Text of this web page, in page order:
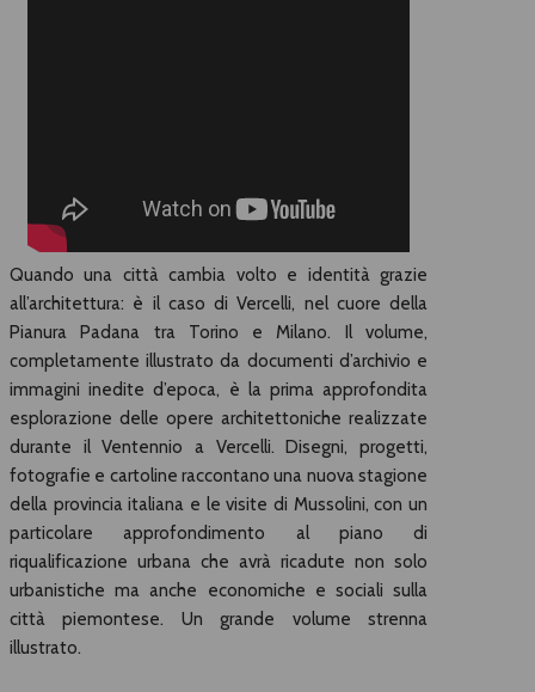
Quando una città cambia volto e identità grazie
all’architettura: è il caso di Vercelli, nel cuore della
Pianura Padana tra Torino e Milano. Il volume,
completamente illustrato da documenti d’archivio e
immagini inedite d’epoca, è la prima approfondita
esplorazione delle opere architettoniche realizzate
durante il Ventennio a Vercelli. Disegni, progetti,
fotografie e cartoline raccontano una nuova stagione
della provincia italiana e le visite di Mussolini, con un
particolare approfondimento al piano di
riqualificazione urbana che avrà ricadute non solo
urbanistiche ma anche economiche e sociali sulla
città piemontese. Un grande volume strenna
illustrato.